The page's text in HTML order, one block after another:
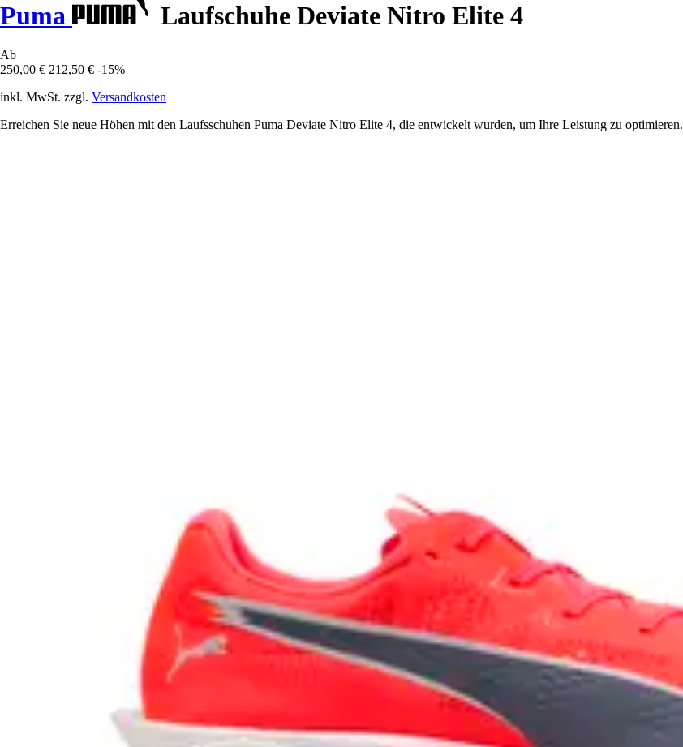
Puma Laufschuhe Deviate Nitro Elite 4
Ab
250,00 € 212,50 € -15%
inkl. MwSt. zzgl. Versandkosten
Erreichen Sie neue Höhen mit den Laufsschuhen Puma Deviate Nitro Elite 4, die entwickelt wurden, um Ihre Leistung zu optimieren.